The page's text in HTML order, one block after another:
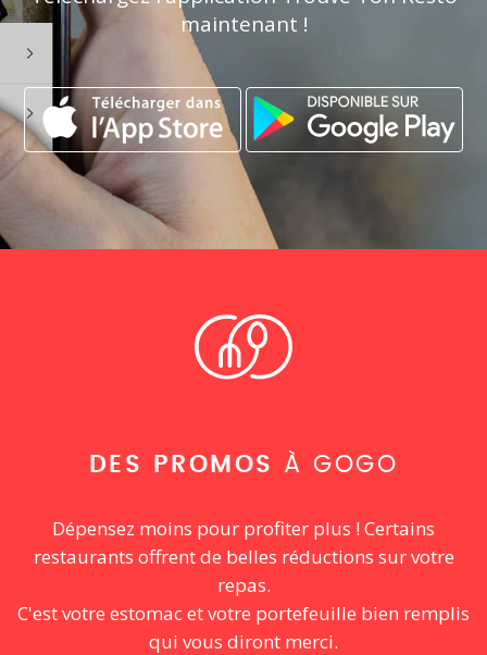
maintenant !
DES PROMOS À GOGO
Dépensez moins pour profiter plus ! Certains
restaurants offrent de belles réductions sur votre
repas.
C'est votre estomac et votre portefeuille bien remplis
qui vous diront merci.